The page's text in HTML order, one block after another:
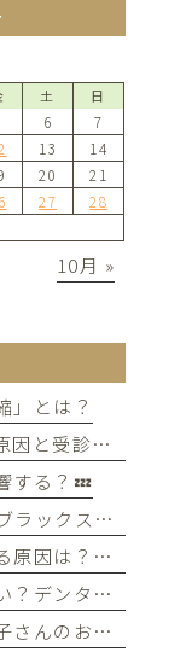
土 日
6
7
13
14
20
21
27
28
10月 »
」とは？
永久歯が生えてこない？原因と受診のタイミングについて
する？💤
歯に黒い線が…それ、「ブラックステイン」かもしれません！
歯磨きで歯茎から血が出る原因は？痛みがなくても受診すべき判断基準
歯ブラシだけでは足りない？デンタルフロスを使うメリット
新学期前にチェック！お子さんのお口の健康、大丈夫？